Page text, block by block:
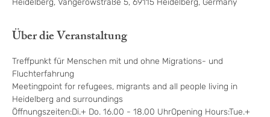
Heidelberg, Vangerowstraße 5, 69115 Heidelberg, Germany
Über die Veranstaltung
Treffpunkt für Menschen mit und ohne Migrations- und
Fluchterfahrung
Meetingpoint for refugees, migrants and all people living in
Heidelberg and surroundings
Öffnungszeiten:Di.+ Do. 16.00 - 18.00 UhrOpening Hours:Tue.+